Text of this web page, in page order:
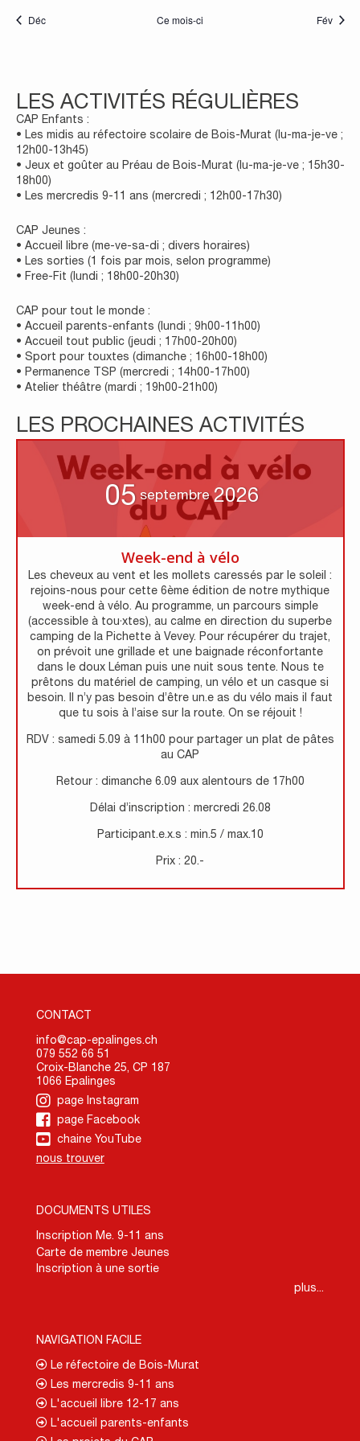
Déc Ce mois-ci Fév
LES ACTIVITÉS RÉGULIÈRES
CAP Enfants :
• Les midis au réfectoire scolaire de Bois-Murat (lu-ma-je-ve ;
12h00-13h45)
• Jeux et goûter au Préau de Bois-Murat (lu-ma-je-ve ; 15h30-
18h00)
• Les mercredis 9-11 ans (mercredi ; 12h00-17h30)
CAP Jeunes :
• Accueil libre (me-ve-sa-di ; divers horaires)
• Les sorties (1 fois par mois, selon programme)
• Free-Fit (lundi ; 18h00-20h30)
CAP pour tout le monde :
• Accueil parents-enfants (lundi ; 9h00-11h00)
• Accueil tout public (jeudi ; 17h00-20h00)
• Sport pour touxtes (dimanche ; 16h00-18h00)
• Permanence TSP (mercredi ; 14h00-17h00)
• Atelier théâtre (mardi ; 19h00-21h00)
LES PROCHAINES ACTIVITÉS
05 septembre 2026
Week-end à vélo
Les cheveux au vent et les mollets caressés par le soleil :
rejoins-nous pour cette 6ème édition de notre mythique
week-end à vélo. Au programme, un parcours simple
(accessible à tou·xtes), au calme en direction du superbe
camping de la Pichette à Vevey. Pour récupérer du trajet,
on prévoit une grillade et une baignade réconfortante
dans le doux Léman puis une nuit sous tente. Nous te
prêtons du matériel de camping, un vélo et un casque si
besoin. Il n’y pas besoin d’être un.e as du vélo mais il faut
que tu sois à l’aise sur la route. On se réjouit !
RDV : samedi 5.09 à 11h00 pour partager un plat de pâtes
au CAP
Retour : dimanche 6.09 aux alentours de 17h00
Délai d’inscription : mercredi 26.08
Participant.e.x.s : min.5 / max.10
Prix : 20.-
CONTACT
info@cap-epalinges.ch
079 552 66 51
Croix-Blanche 25, CP 187
1066 Epalinges
page Instagram
page Facebook
chaine YouTube
nous trouver
DOCUMENTS UTILES
Inscription Me. 9-11 ans
Carte de membre Jeunes
Inscription à une sortie
plus...
NAVIGATION FACILE
Le réfectoire de Bois-Murat
Les mercredis 9-11 ans
L'accueil libre 12-17 ans
L'accueil parents-enfants